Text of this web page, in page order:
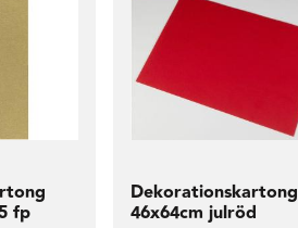
fp
Dekorationskartong
46x64cm julröd